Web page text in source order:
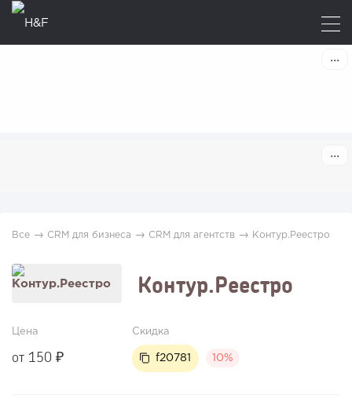
Все → CRM для бизнеса → CRM для агентств → Контур.Реестро
Контур.Реестро
Скидка
f20781 10%
Цена
от 150 ₽